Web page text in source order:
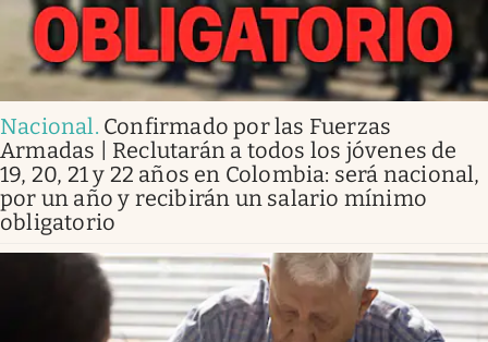
Nacional. Confirmado por las Fuerzas
Armadas | Reclutarán a todos los jóvenes de
19, 20, 21 y 22 años en Colombia: será nacional,
por un año y recibirán un salario mínimo
obligatorio